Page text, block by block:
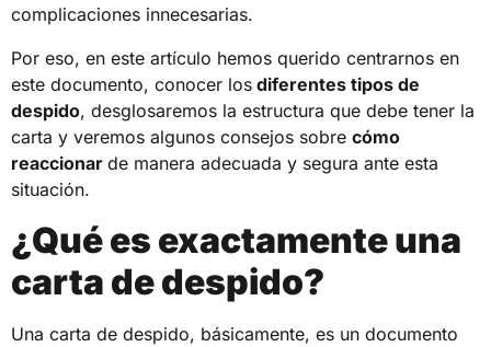
complicaciones innecesarias.
Por eso, en este artículo hemos querido centrarnos en
este documento, conocer los diferentes tipos de
despido, desglosaremos la estructura que debe tener la
carta y veremos algunos consejos sobre cómo
reaccionar de manera adecuada y segura ante esta
situación.
¿Qué es exactamente una
carta de despido?
Una carta de despido, básicamente, es un documento